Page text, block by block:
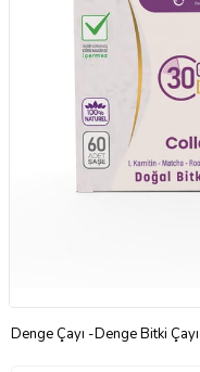
Denge Çayı -Denge Bitki